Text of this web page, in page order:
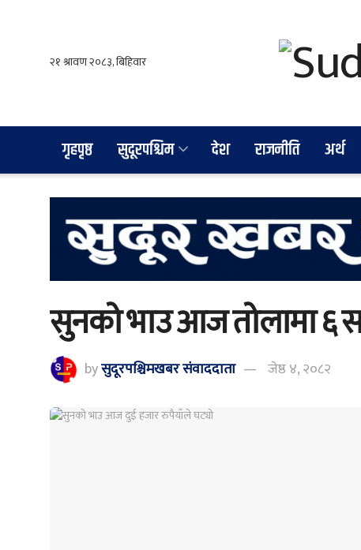
गृहपृष्ठ सुदूरपश्चिम देश राजनीति अर्थ
सुनको भाउ आज तोलामा ६
byसुदूरपश्चिमखबर संंवाददाता जेष्ठ ४, २०८२